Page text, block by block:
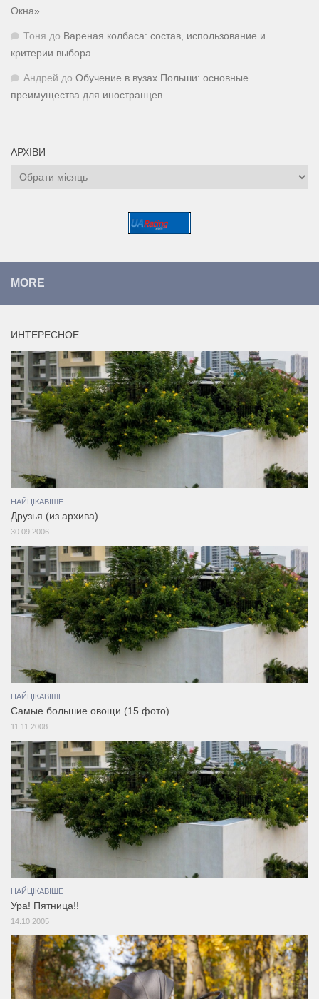
Окна»
Тоня до Вареная колбаса: состав, использование и
критерии выбора
Андрей до Обучение в вузах Польши: основные
преимущества для иностранцев
АРХІВИ
Архіви
MORE
ИНТЕРЕСНОЕ
НАЙЦІКАВІШЕ
Друзья (из архива)
30.09.2006
НАЙЦІКАВІШЕ
Самые большие овощи (15 фото)
11.11.2008
НАЙЦІКАВІШЕ
Ура! Пятница!!
14.10.2005